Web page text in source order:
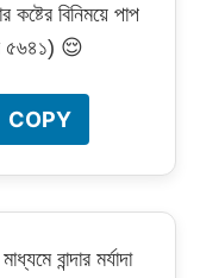
বিনিময়ে পাপ
৫৬৪১) 😌
COPY
বান্দার মর্যাদা